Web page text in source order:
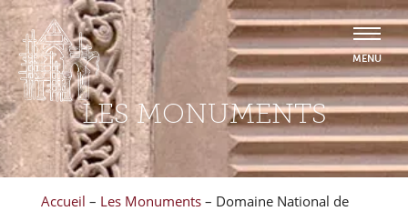
LES MONUMENTS
Accueil – Les Monuments – Domaine National de